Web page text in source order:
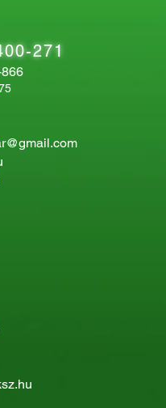
271